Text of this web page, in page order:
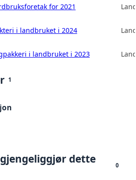
for 2021
i landbruket i 2024
i landbruket i 2023
1
dette
0